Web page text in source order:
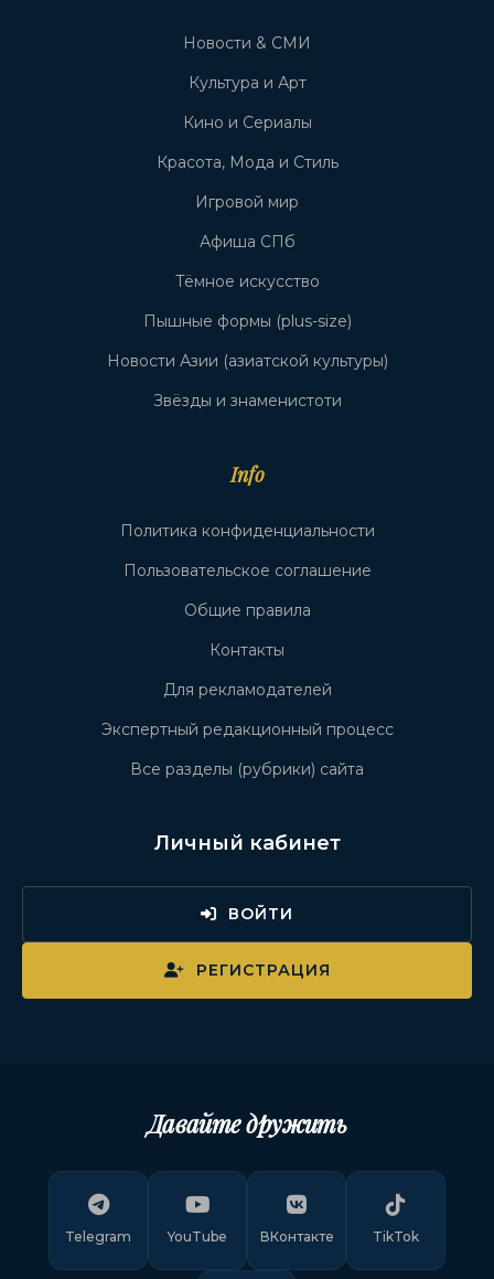
Новости & СМИ
Культура и Арт
Кино и Сериалы
Красота, Мода и Стиль
Игровой мир
Афиша СПб
Тёмное искусство
Пышные формы (plus-size)
Новости Азии (азиатской культуры)
Звёзды и знаменистоти
Info
Политика конфиденциальности
Пользовательское соглашение
Общие правила
Контакты
Для рекламодателей
Экспертный редакционный процесс
Все разделы (рубрики) сайта
Личный кабинет
ВОЙТИ
РЕГИСТРАЦИЯ
Давайте дружить
Telegram YouTube ВКонтакте TikTok